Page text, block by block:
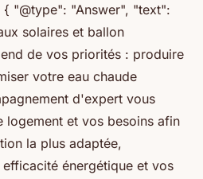
"@type": "Answer", "text":
solaires et ballon
de vos priorités : produire
votre eau chaude
d'expert vous
logement et vos besoins afin
la plus adaptée,
énergétique et vos